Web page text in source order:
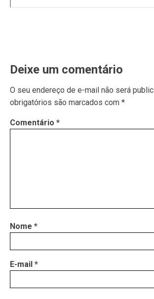
Deixe um comentário
O seu endereço de e-mail não será
obrigatórios são marcados com *
Comentário *
Nome *
E-mail *